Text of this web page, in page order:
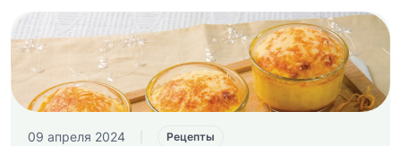
09 апреля 2024 Рецепты